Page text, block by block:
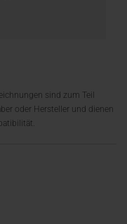
sind zum Teil
oder Hersteller und dienen